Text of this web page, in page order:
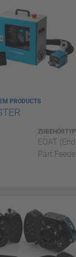
PRODUCTS
ZUBEHÖRTYP
EOAT
Part